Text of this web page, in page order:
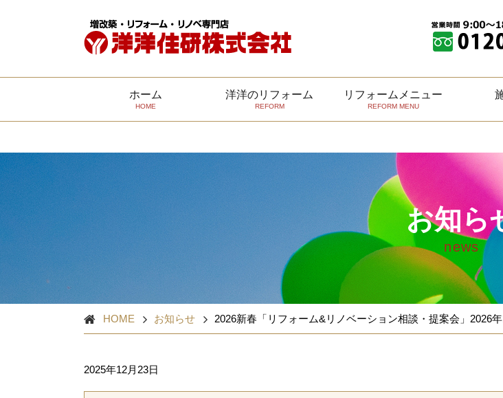
: count(): Parameter must be an array or an object that implements Countable in /home/b-yohyoh/
ホーム
HOME
洋洋のリフォーム
REFORM
リフォームメニュー
REFORM MENU
お知ら
news
HOME お知らせ 2026新春「リフォーム&リノベーション相談・提案会」2026
2025年12月23日